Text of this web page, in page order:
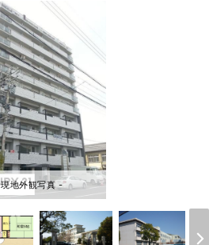
現地外観写真 -